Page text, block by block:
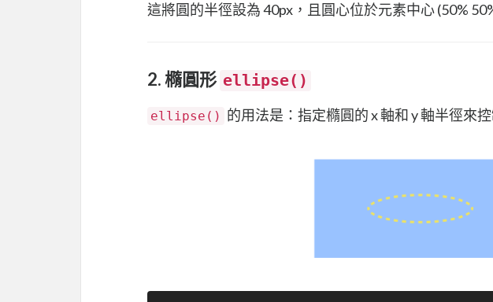
這將圓的半徑設為 40px，且圓心位於元素中心 (50%
2. 橢圓形 ellipse()
ellipse() 的用法是：指定橢圓的 x 軸和 y 軸半徑來控